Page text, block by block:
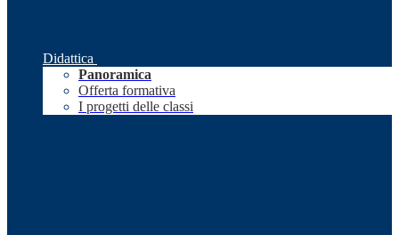
Didattica
Panoramica
Offerta formativa
I progetti delle classi